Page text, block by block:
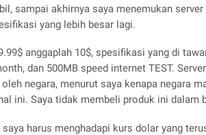
sampai akhirnya saya menemukan
yang lebih besar lagi.
anggaplah 10$, spesifikasi yang di
dan 500MB speed internet TEST.
negara, menurut saya kenapa negara
ini. Saya tidak membeli produk ini dalam
harus menghadapi kurs dolar yang